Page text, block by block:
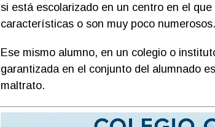
si está escolarizado en un centro en el
características o son muy poco numerosos.
Ese mismo alumno, en un colegio o
garantizada en el conjunto del alumnado
maltrato.